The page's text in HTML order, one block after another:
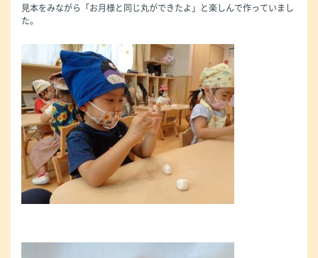
見本をみながら「お月様と同じ丸ができたよ」と楽しんで作っていまし
た。